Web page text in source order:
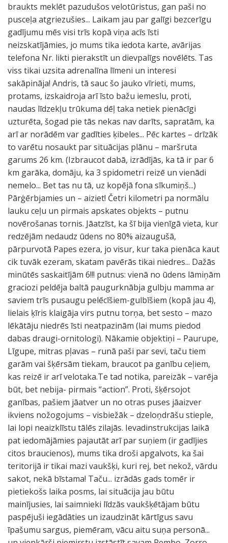
braukts meklēt pazudušos velotūristus, gan paši no
pusceļa atgriezušies... Laikam jau par galīgi bezcerīgu
gadījumu mēs visi trīs kopā viņa acīs īsti
neizskatījāmies, jo mums tika iedota karte, avārijas
telefona Nr. likti pierakstīt un dievpalīgs novēlēts. Tas
viss tikai uzsita adrenalīna līmeni un interesi
sakāpināja! Andris, tā sauc šo jauko vīrieti, mums,
protams, izskaidroja arī īsto bažu iemeslu, proti,
naudas līdzekļu trūkuma dēļ taka netiek pienācīgi
uzturēta, šogad pie tās nekas nav darīts, sapratām, ka
arī ar norādēm var gadīties ķibeles... Pēc kartes – drīzāk
to varētu nosaukt par situācijas plānu – maršruta
garums 26 km. (Izbraucot dabā, izrādījās, ka tā ir par 6
km garāka, domāju, ka 3 spidometri reizē un vienādi
nemelo... Bet tas nu tā, uz kopējā fona sīkumiņš...)
Pārģērbjamies un – aiziet! Četri kilometri pa normālu
lauku ceļu un pirmais apskates objekts – putnu
novērošanas tornis. Jāatzīst, ka šī bija vienīgā vieta, kur
redzējām nedaudz ūdens no 80% aizaugušā,
pārpurvotā Papes ezera, jo visur, kur taka pienāca kaut
cik tuvāk ezeram, skatam pavērās tikai niedres... Dažās
minūtēs saskaitījām 6!!! putnus: vienā no ūdens lāmiņām
graciozi peldēja baltā paugurknābja gulbju mamma ar
saviem trīs pusaugu pelēcīšiem-gulbīšiem (kopā jau 4),
lielais ķīris klaigāja virs putnu torņa, bet sesto – mazo
lēkātāju niedrēs īsti neatpazinām (lai mums piedod
dabas draugi-ornitologi). Nākamie objektiņi – Paurupe,
Līgupe, mitras pļavas – runā paši par sevi, taču tiem
garām vai šķērsām tiekam, braucot pa ganību ceļiem,
kas reizē ir arī velotaka.Te tad notika, pareizāk – varēja
būt, bet nebija- pirmais “action”. Proti, šķērsojot
ganības, pašiem jāatver un no otras puses jāaizver
ikviens nožogojums – visbiežāk – dzeloņdrāšu stieple,
lai lopi neaizklīstu tālēs zilajās. Ievadinstrukcijas laikā
pat iedomājāmies pajautāt arī par suņiem (ir gadījies
citos braucienos), mums tika droši apgalvots, ka šai
teritorijā ir tikai mazi vaukšķi, kuri rej, bet nekož, vārdu
sakot, nekā bīstama! Taču... izrādās gads tomēr ir
pietiekošs laika posms, lai situācija jau būtu
mainījusies, lai saimnieki līdzās vaukšķētājam būtu
paspējuši iegādāties un izaudzināt kārtīgus savu
īpašumu sargus, piemēram, vācu aitu suņa personā...